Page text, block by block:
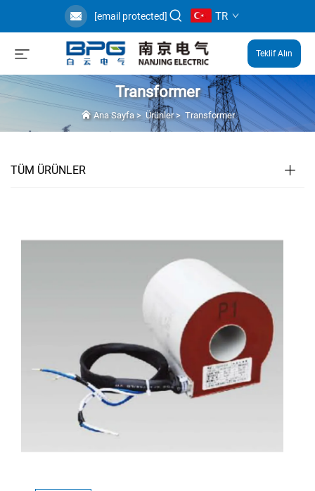
[email protected] TR
Teklif Alın
Transformer
Ana Sayfa> Ürünler> Transformer
TÜM ÜRÜNLER